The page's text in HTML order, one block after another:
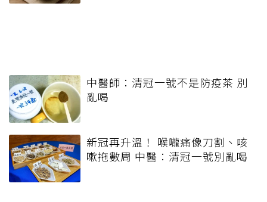
中醫師：清冠一號不是防疫茶 別
亂喝
新冠再升溫！ 喉嚨痛像刀割、咳
嗽拖數周 中醫：清冠一號別亂喝